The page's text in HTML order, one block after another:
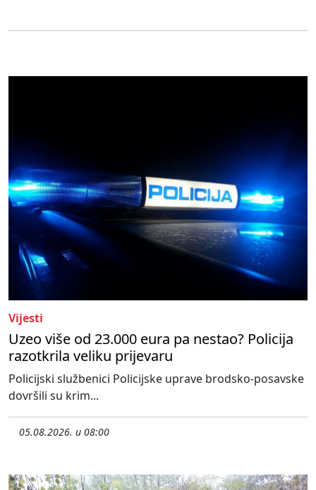
Vijesti
Uzeo više od 23.000 eura pa nestao? Policija
razotkrila veliku prijevaru
Policijski službenici Policijske uprave brodsko-posavske
dovršili su krim...
05.08.2026. u 08:00